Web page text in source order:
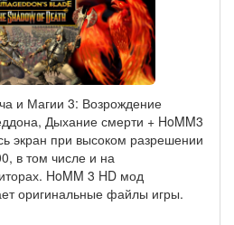
и Магии 3: Возрождение
Дыхание смерти + HoMM3
экран при высоком разрешении
в том числе и на
HoMM 3 HD мод
оригинальные файлы игры.